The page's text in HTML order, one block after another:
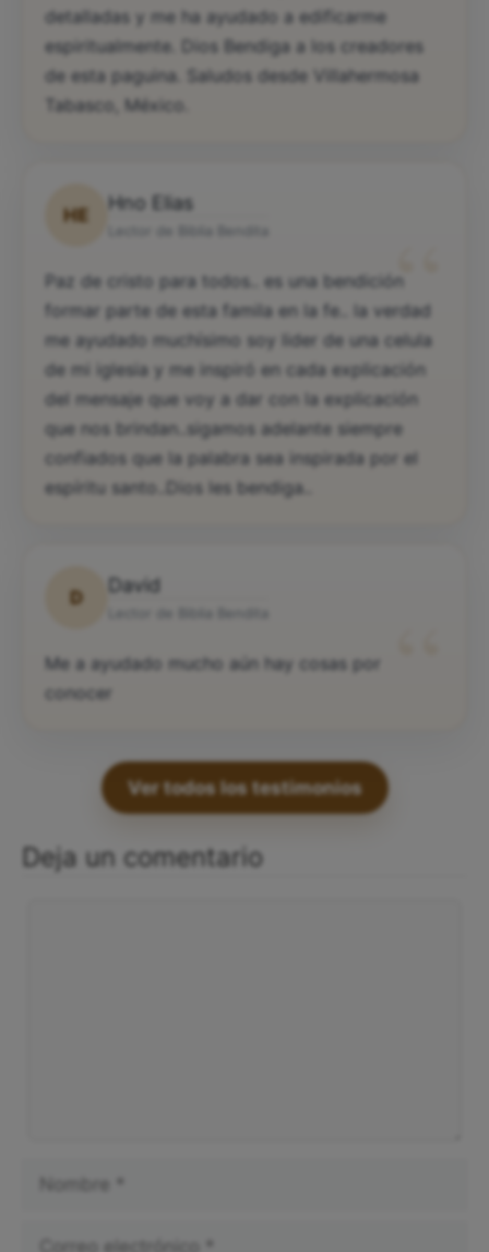
detalladas y me ha ayudado a edificarme
espiritualmente. Dios Bendiga a los creadores
de esta paguina. Saludos desde Villahermosa
Tabasco, México.
HE
Hno Elias
“
Paz de cristo para todos.. es una bendición
formar parte de esta famila en la fe.. la verdad
me ayudado muchísimo soy lider de una celula
de mi iglesia y me inspiró en cada explicación
del mensaje que voy a dar con la explicación
que nos brindan..sigamos adelante siempre
confiados que la palabra sea inspirada por el
espíritu santo..Dios les bendiga..
D
David
Me a ayudado mucho aún hay cosas por
conocer
Ver todos los testimonios
Deja un comentario